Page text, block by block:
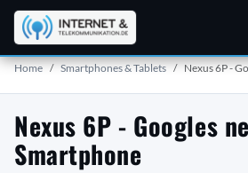
Home Smartphones & Tablets Nexus 6P -
Nexus 6P - Googles
Smartphone